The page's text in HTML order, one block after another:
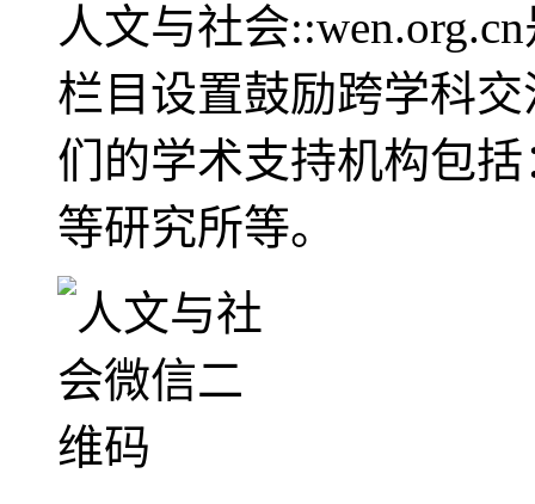
人文与社会
栏目设置鼓励跨学科
们的学术支持机构包
等研究所等。